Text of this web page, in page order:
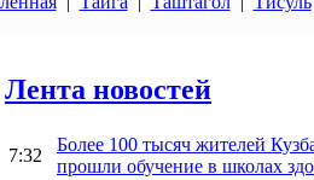
Лента новостей
7:32
Более 100 тысяч жителей
прошли обучение в школах